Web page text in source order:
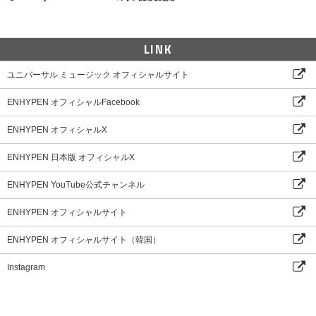
LINK
ユニバーサル ミュージック オフィシャルサイト
ENHYPEN オフィシャルFacebook
ENHYPEN オフィシャルX
ENHYPEN 日本版 オフィシャルX
ENHYPEN YouTube公式チャンネル
ENHYPEN オフィシャルサイト
ENHYPEN オフィシャルサイト（韓国）
Instagram